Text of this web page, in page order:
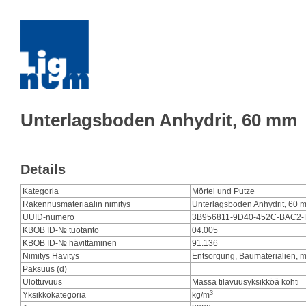
Unterlagsboden Anhydrit, 60 mm
Details
Kategoria
Mörtel und Putze
Rakennusmateriaalin nimitys
Unterlagsboden Anhydrit, 60
UUID-numero
3B956811-9D40-452C-
KBOB ID-№ tuotanto
04.005
KBOB ID-№ hävittäminen
91.136
Nimitys Hävitys
Entsorgung, Baumaterialien,
Paksuus (d)
Ulottuvuus
Massa tilavuusyksikköä kohti
Yksikkökategoria
kg/m3